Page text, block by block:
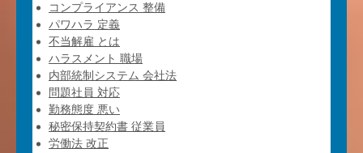
コンプライアンス 整備
パワハラ 定義
不当解雇 とは
ハラスメント 職場
内部統制システム 会社法
問題社員 対応
勤務態度 悪い
秘密保持契約書 従業員
労働法 改正